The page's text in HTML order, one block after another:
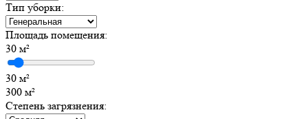
Тип уборки:
Площадь помещения:
30 м²
30 м²
300 м²
Степень загрязнения: